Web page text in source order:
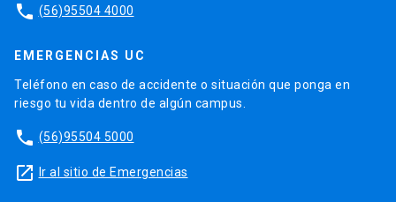
phone (56)95504 4000
EMERGENCIAS UC
Teléfono en caso de accidente o situación que ponga en
riesgo tu vida dentro de algún campus.
phone (56)95504 5000
launch Ir al sitio de Emergencias